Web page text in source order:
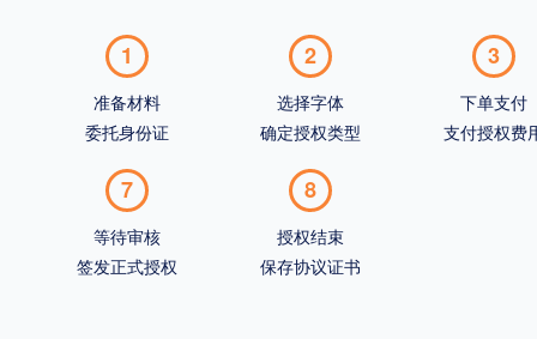
1
准备材料
委托身份证
2
选择字体
确定授权类型
3
下单支付
支付授权费
7
等待审核
签发正式授权
8
授权结束
保存协议证书